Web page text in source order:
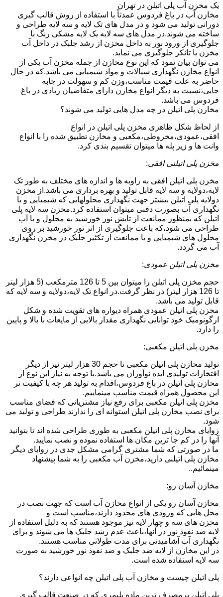
یک مخزن آب پلی اتیلن در تهران
مخازن آب در باغ فردوس عمدتاً با استفاده از روش قالب گیری
دورانی تولید می شود و در مدل های تک لایه و سه لایه طراحی و
ساخته می شوند.در مدل های سه لایه یک لایه مشکی رنگ با
جلوگیری از ورود نور به داخل مخزن از رشد جلبک در داخل آب
مخزن یا تانکر جلوگیری می نماید.
می توان بیان نمود که این نوع مخازن از جمله مخزن آب یکی از
انواع مخازن نگهداری سیالات و مواد شیمیایی می باشد.که در حال
حاضر به علت قیمت مناسب،وزن کم و سهولت در جابه
جایی،نسبت به دیگر انواع مخازن دارای متقاضیان زیادی در باغ
فردوس می باشد.
مخازن پلی اتیلن در چه مدل هایی تولید می شوند؟
از لحاظ شکل ظاهری مخزن پلی اتیلن در انواع
افقی،عمودی،مخروطی،مکعبی و مخازن تطبیق شده را با انواع
وانت ها و زیر پله ها میتوان تقسیم بندی کرد.
مخزن پلی اتیلنی افقی:
مخزن پلی اتیلن افقی به زاویه ها و اندازه های مختلف به طور تک
لایه،دولایه و سه لایه قابل تولید و بهره برداری می باشد.از مخزن
دولایه پلی اتیلن بیشتر جهت نگهداری محلولهایی که شیمیایی و یا
نگهداری آب بصورت دفنی میتوان استفاده کرد.مخزن سه لایه پلی
اتیلن که بمنظور ممانعت از تابش نور خورشید به محلول و یا آب
طراحی می شود،که باعث جلوگیری از اثر نور خورشید بر روی
محلول های شیمیایی و یا ممانعت از تکثیر جلبک در مخزن نگهداری
آب می گردد.
مخزن پلی اتیلن عمودی:
حجم مخزن پلی اتیلن را میتوان بین 5 تا 126 مترمکعب (5 هزار لیتر
تا 126 هزار لیتر) در نظر گرفت.در انواع تک لایه،دولایه و سه لایه که
قابل تولید می باشد.
مخزن پلی اتیلن عمودی همراه دیواره های تقویت شده و شکل
ارگونومیک خود توانایی نگهداری مقدار بالایی از مایعات با بالا و پایین
را دارد.
مخزن پلی اتیلن مکعبی:
تولید مخازن پلی اتیلن مکعبی تا حجم 30 هزار لیتر نیز از دیگر
افتخارات تولیدی ایده نوآوران می باشد.با توجه به نیاز این نوع از
مخازن پلی اتیلن در باغ فردوس،اقدام به تولید هر چه با کیفیت تر
این محصول همراه قیمت مناسب مینماییم.
مخزن پلی اتیلن مکعبی برای رفع نیاز مشتریانی که فضای مناسب
برای نصب مخازن پلی اتیلن استوانه ای را ندارند طراحی و تولید می
شود.
زوایای مخازن پلی اتیلن مکعبی به طوری طراحی شده اند تا بتوانید
آنها را در کم جا ترین مکان ها استفاده نموده و نصب نمایید.
ما در صورتی که شما مشتری گرامی مشکل جدی در زوایای دیگر
مخازن پلی اتیلنی دارید،مخزن آب مکعبی را به شما پیشنهاد
مینمائیم..
مخازن آسان رو:
مخازن آسان رو یکی از انواع مخازن آب است که جهت نصب در
محل هایی که ورودی های محدود دارند،مناسب است و
مخزن های سه و چهار لایه نیز موجود هستند که به دلیل استفاده از
لایه ضد نفوذ نور در آنها،باعث عدم رشد جلبک ها می شوند و برای
نگهداری آب آشامیدنی برای مدت طولانی مناسب هستند.
در این مخازن از لایه ضد جلبک و ضد نفوذ نور خورشید به صورت
سه لایه استفاده شده است.
پلی اتیلن چیست و مخازن آب پلی اتیلن چه انواعی دارند؟
پلی اتیلن پرمصرف ترین ماده پلیمری که در صنعت قالب گیری